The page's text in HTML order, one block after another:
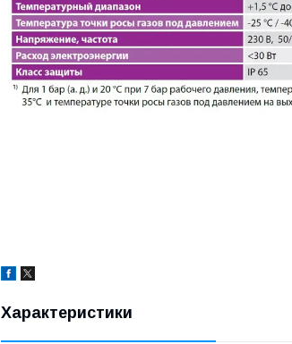
Характеристики